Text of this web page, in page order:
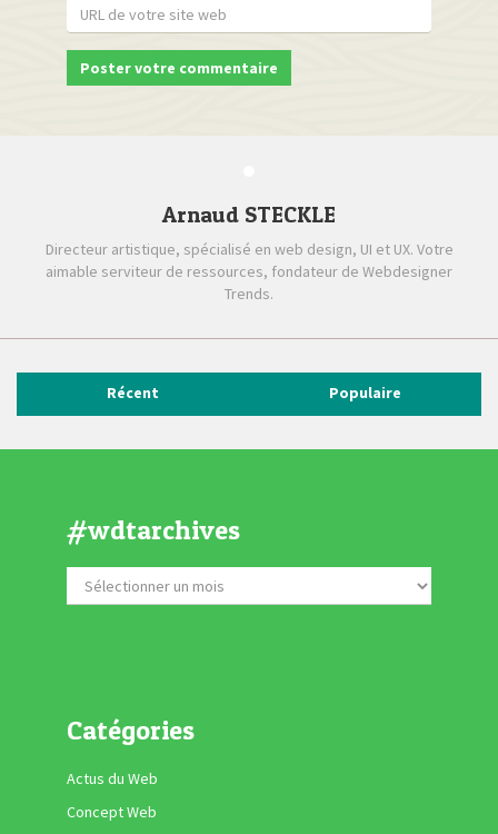
Arnaud STECKLE
Directeur artistique, spécialisé en web design, UI et UX. Votre
aimable serviteur de ressources, fondateur de Webdesigner
Trends.
Récent Populaire
#wdtarchives
Catégories
Actus du Web
Concept Web